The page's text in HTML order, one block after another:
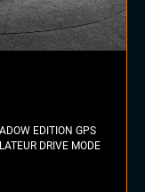
EDITION GPS
DRIVE MODE